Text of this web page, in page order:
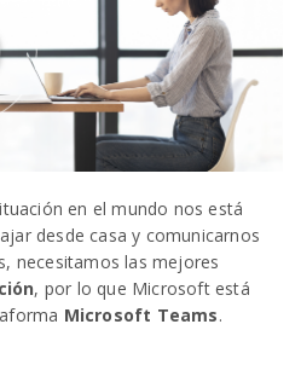
en el mundo nos está
desde casa y comunicarnos
necesitamos las mejores
, por lo que Microsoft está
Microsoft Teams.